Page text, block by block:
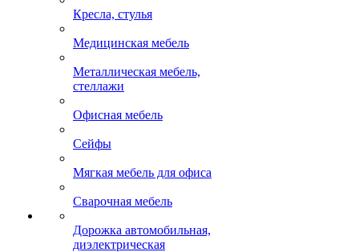
Кресла, стулья
Медицинская мебель
Металлическая мебель,
стеллажи
Офисная мебель
Сейфы
Мягкая мебель для офиса
Сварочная мебель
Дорожка автомобильная,
диэлектрическая